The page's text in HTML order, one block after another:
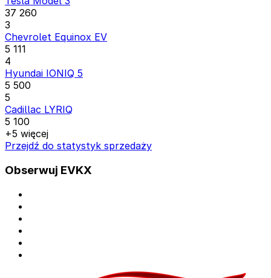
37 260
3
Chevrolet Equinox EV
5 111
4
Hyundai IONIQ 5
5 500
5
Cadillac LYRIQ
5 100
+5 więcej
Przejdź do statystyk sprzedaży
Obserwuj EVKX